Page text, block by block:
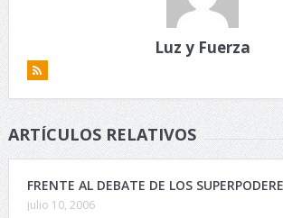
Luz y Fuerza
ARTÍCULOS RELATIVOS
FRENTE AL DEBATE DE LOS
julio 10, 2006